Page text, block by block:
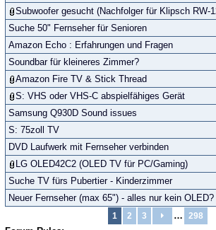
Subwoofer gesucht (Nachfolger für Klipsch RW-
Suche 50" Fernseher für Senioren
Amazon Echo : Erfahrungen und Fragen
Soundbar für kleineres Zimmer?
Amazon Fire TV & Stick Thread
S: VHS oder VHS-C abspielfähiges Gerät
Samsung Q930D Sound issues
S: 75zoll TV
DVD Laufwerk mit Fernseher verbinden
LG OLED42C2 (OLED TV für PC/Gaming)
Suche TV fürs Pubertier - Kinderzimmer
Neuer Fernseher (max 65") - alles nur kein OLED?
1 2 3 … 298